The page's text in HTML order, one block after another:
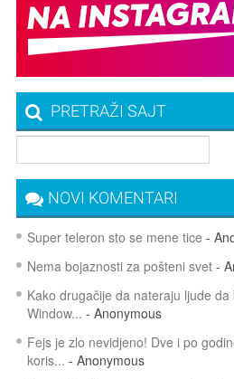
PRETRAŽI SAJT
NOVI KOMENTARI
Super teleron sto se mene tice -
Nema bojaznosti za pošteni svet-
Kako drugačije da nateraju ljude da
Window... - Anonymous
Fejs je zlo nevidjeno! Dve i po
koris... - Anonymous